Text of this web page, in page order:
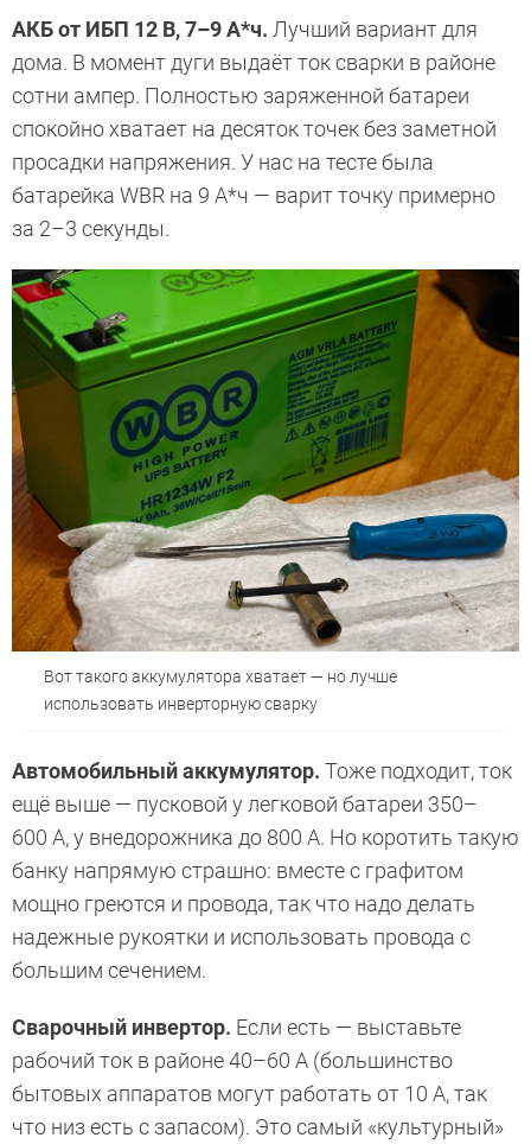
АКБ от ИБП 12 В, 7–9 А*ч. Лучший вариант для
дома. В момент дуги выдаёт ток сварки в районе
сотни ампер. Полностью заряженной батареи
спокойно хватает на десяток точек без заметной
просадки напряжения. У нас на тесте была
батарейка WBR на 9 А*ч — варит точку примерно
за 2–3 секунды.
Вот такого аккумулятора хватает — но лучше
использовать инверторную сварку
Автомобильный аккумулятор. Тоже подходит, ток
ещё выше — пусковой у легковой батареи 350–
600 А, у внедорожника до 800 А. Но коротить такую
банку напрямую страшно: вместе с графитом
мощно греются и провода, так что надо делать
надежные рукоятки и использовать провода с
большим сечением.
Сварочный инвертор. Если есть — выставьте
рабочий ток в районе 40–60 А (большинство
бытовых аппаратов могут работать от 10 А, так
что низ есть с запасом). Это самый «культурный»